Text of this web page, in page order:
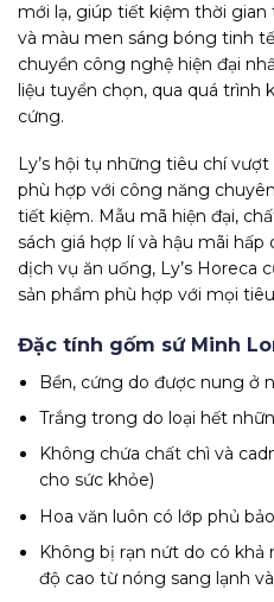
mới lạ, giúp tiết kiệm thời
và màu men sáng bóng tinh
chuyền công nghệ hiện đại
liệu tuyển chọn, qua quá trình
cứng.
Ly’s hội tụ những tiêu chí
phù hợp với công năng
tiết kiệm. Mẫu mã hiện đại,
sách giá hợp lí và hậu mãi
dịch vụ ăn uống, Ly’s Horeca
sản phẩm phù hợp với mọi
Đặc tính gốm sứ Minh
Bền, cứng do được nung ở
Trắng trong do loại hết
Không chứa chất chì và
cho sức khỏe)
Hoa văn luôn có lớp phủ
Không bị rạn nứt do có
độ cao từ nóng sang lạnh